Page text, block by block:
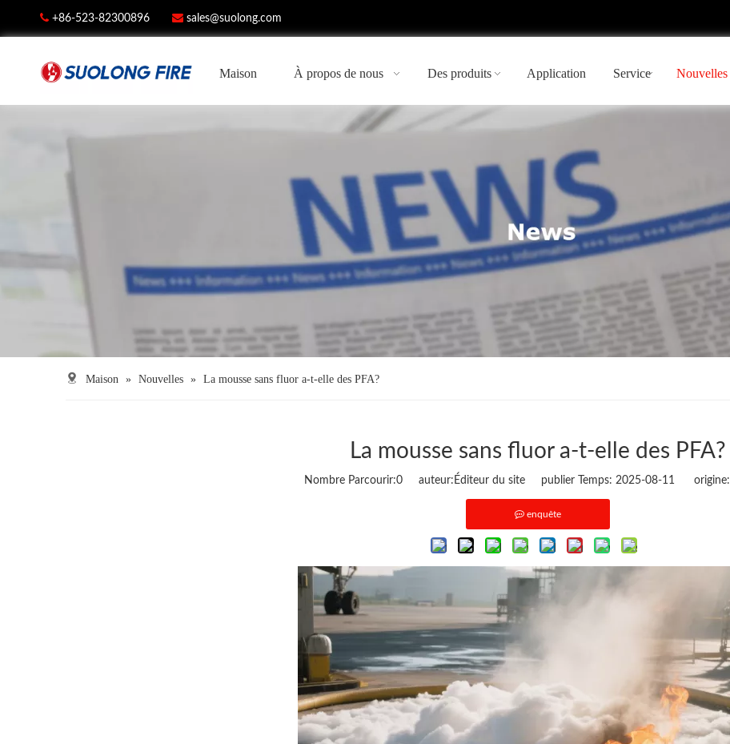
 +86-523-82300896  sales@suolong.com
Maison À propos de nous Des produits Application Service Nouvelles
Maison » Nouvelles » La mousse sans fluor a-t-elle des PFA?
La mousse sans fluor a-t-elle des PFA?
Nombre Parcourir:0auteur:Éditeur du site publier Temps: 2025-08-11 origine:
enquête